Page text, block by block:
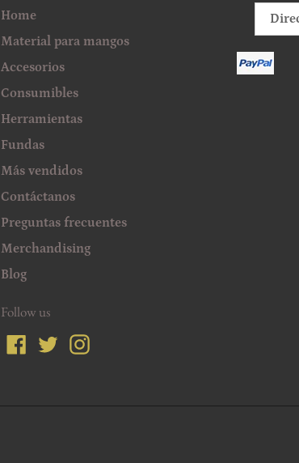
Home
Material para mangos
Accesorios
Consumibles
Herramientas
Fundas
Más vendidos
Contáctanos
Preguntas frecuentes
Merchandising
Blog
Follow us
Facebook
TwitterInstagram